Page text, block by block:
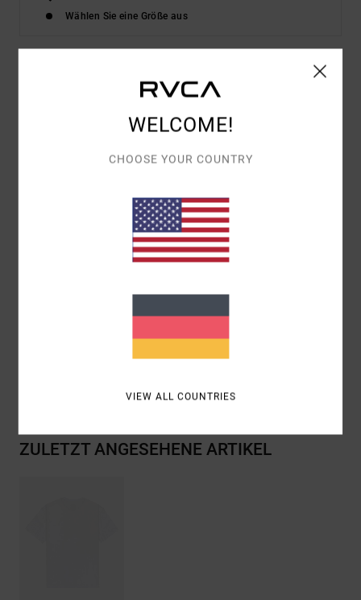
Wählen Sie eine Größe aus
Details & Funktionen
Männer Weiss T-Shirt
EVYZT00344 Farbcode wht
Bio-Baumwolle [200 g/m2]
Rippstrick am Kragen
Zusammensetzung[Hauptstoff] 100 % Bio-Baumwolle
ZULETZT ANGESEHENE ARTIKEL
WELCOME!
CHOOSE YOUR COUNTRY
VIEW ALL COUNTRIES